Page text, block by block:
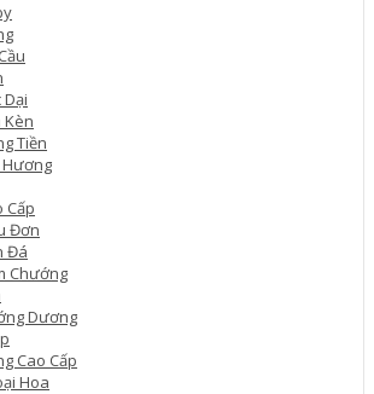
Dại
Kèn
Tiền
Hương
Cấp
Đơn
Đá
Chướng
Dương
Cao Cấp
Hoa